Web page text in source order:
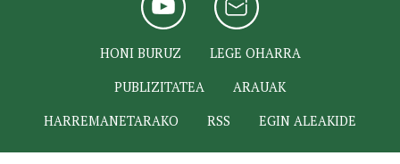
HONI BURUZ
LEGE OHARRA
PUBLIZITATEA
ARAUAK
HARREMANETARAKO
RSS EGIN ALEAKIDE